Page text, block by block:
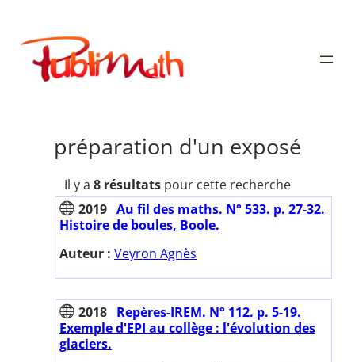
contenu
Publimath
préparation d'un exposé
Il y a 8 résultats pour cette recherche
2019 Au fil des maths. N° 533. p. 27-32.
Histoire de boules, Boole.
Auteur : Veyron Agnès
2018 Repères-IREM. N° 112. p. 5-19.
Exemple d'EPI au collège : l'évolution des
glaciers.